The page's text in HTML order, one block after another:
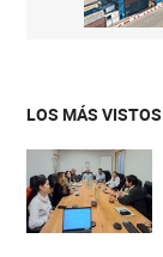
LOS MÁS VISTOS